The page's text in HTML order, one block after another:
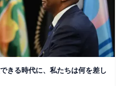
きる時代に、私たちは何を差し